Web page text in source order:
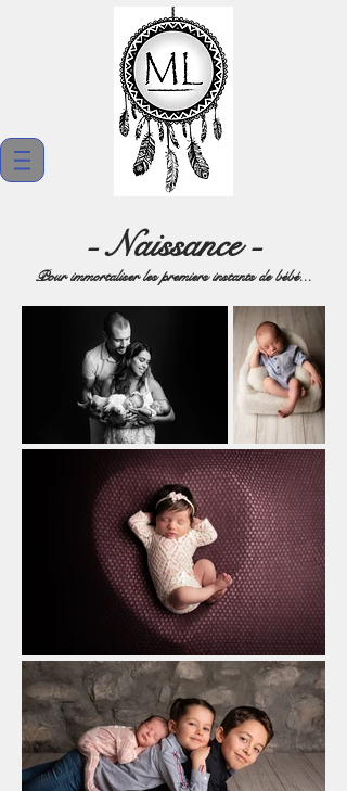
- Naissance -
Pour immortaliser les premiers instants de bébé...